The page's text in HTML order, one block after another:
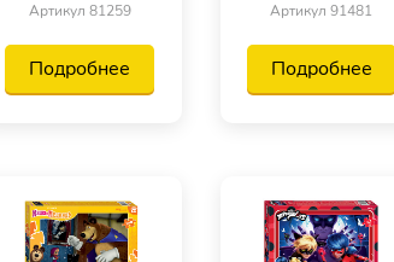
Артикул 81259
Подробнее
Артикул 91481
Подробнее